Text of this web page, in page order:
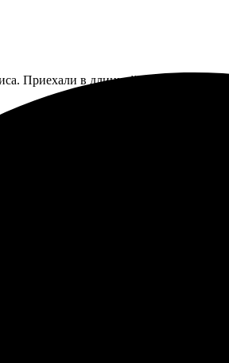
Приехали в длинной трубке, один
быстро, но на доставку